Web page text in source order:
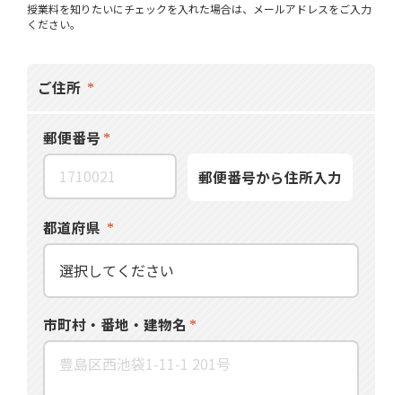
授業料を知りたいにチェックを入れた場合は、メールアドレスをご入力
ください。
ご住所
郵便番号
郵便番号から住所入力
都道府県
市町村・番地・建物名